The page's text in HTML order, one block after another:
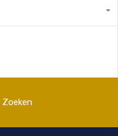
Zoeken